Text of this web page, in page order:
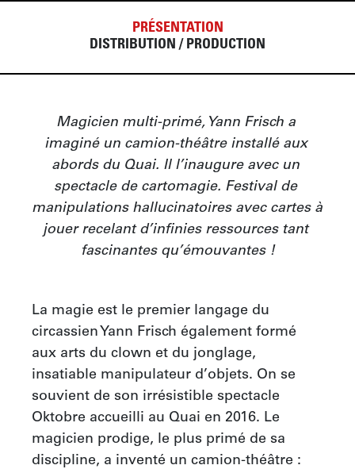
PRÉSENTATION
DISTRIBUTION / PRODUCTION
Magicien multi-primé, Yann Frisch a
imaginé un camion-théâtre installé aux
abords du Quai. Il l’inaugure avec un
spectacle de cartomagie. Festival de
manipulations hallucinatoires avec cartes à
jouer recelant d’infinies ressources tant
fascinantes qu’émouvantes !
La magie est le premier langage du
circassien Yann Frisch également formé
aux arts du clown et du jonglage,
insatiable manipulateur d’objets. On se
souvient de son irrésistible spectacle
Oktobre accueilli au Quai en 2016. Le
magicien prodige, le plus primé de sa
discipline, a inventé un camion-théâtre :